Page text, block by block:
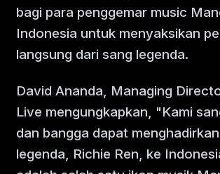
bagi para penggemar music
Indonesia untuk menyaksikan
langsung dari sang legenda.
David Ananda, Managing
Live mengungkapkan, "Kami
dan bangga dapat
legenda, Richie Ren, ke